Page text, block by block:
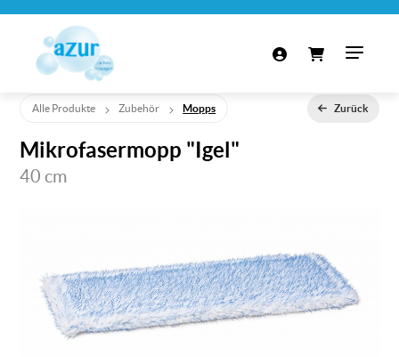
Alle Produkte Zubehör Mopps Zurück
Mikrofasermopp "Igel"
40 cm